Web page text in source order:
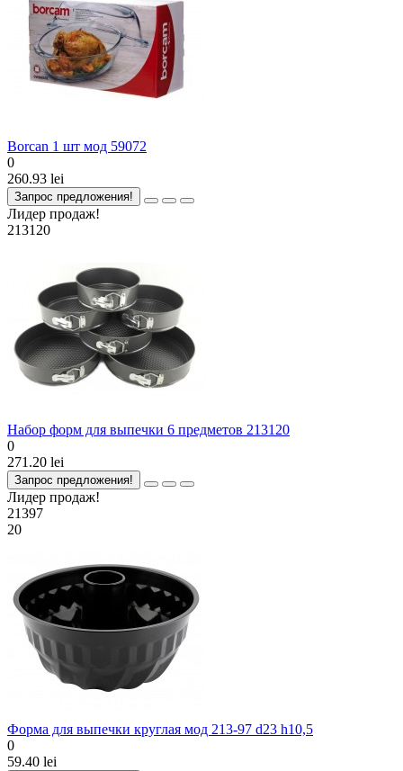
Borcan 1 шт мод 59072
0
260.93 lei
Запрос предложения!
Лидер продаж!
213120
Набор форм для выпечки 6 предметов 213120
0
271.20 lei
Запрос предложения!
Лидер продаж!
21397
20
Форма для выпечки круглая мод 213-97 d23 h10,5
0
59.40 lei